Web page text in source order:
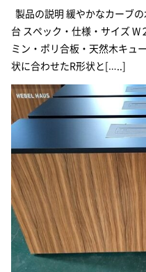
製品の説明 緩やかなカーブ
台 スペック・仕様・サイズ
ミン・ポリ合板・天然木キュ
状に合わせたR形状と[…..]